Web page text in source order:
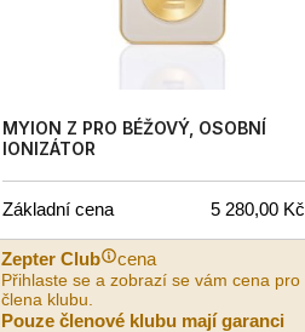
MYION Z PRO BÉŽOVÝ, OSOBNÍ
IONIZÁTOR
Základní cena 5 280,00 Kč
Zepter Club cena
Přihlaste se a zobrazí se vám cena pro
člena klubu.
Pouze členové klubu mají garanci